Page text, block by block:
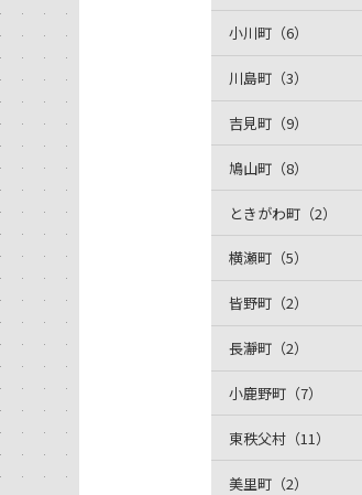
小川町（6）
川島町（3）
吉見町（9）
鳩山町（8）
ときがわ町（2）
横瀬町（5）
皆野町（2）
長瀞町（2）
小鹿野町（7）
東秩父村（11）
美里町（2）